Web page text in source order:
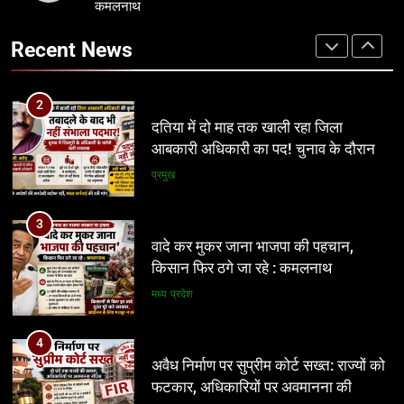
फटकार, अधिकारियों पर अवमानना की
कार्रवाई के संकेत
नई दिल्ली
विद्यार्थी को मिलेगा करियर मार्गदर्शन, शिक्षा
व्यवस्था में बदलाव की नई पहल
शिक्षा
सिंडिकेट?
प्रमुख
कमलनाथ
Recent News
आबकारी अधिकारी का पद! चुनाव के दौरान
पड़ोसी जिले के भरोसे चला सिस्टम, बारोड़ पर
3
वादे कर मुकर जाना भाजपा की पहचान,
किसान फिर ठगे जा रहे : कमलनाथ
मध्य प्रदेश
4
अवैध निर्माण पर सुप्रीम कोर्ट सख्त: राज्यों को
फटकार, अधिकारियों पर अवमानना की
कार्रवाई के संकेत
नई दिल्ली
5
रीवा के कमिश्नर का अनूठा नवाचार: हर
विद्यार्थी को मिलेगा करियर मार्गदर्शन, शिक्षा